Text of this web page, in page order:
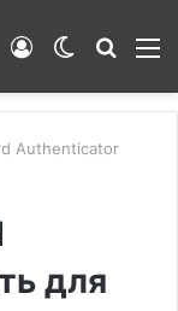
Switch
Войти
Authenticator
для